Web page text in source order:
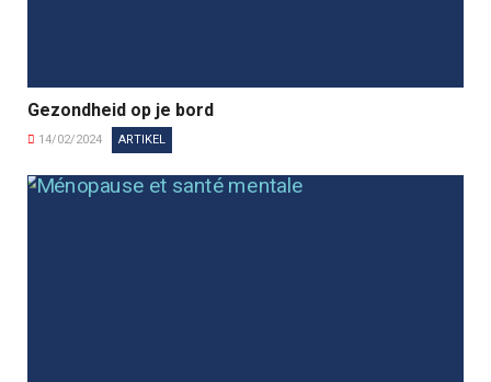
Gezondheid op je bord
14/02/2024 ARTIKEL